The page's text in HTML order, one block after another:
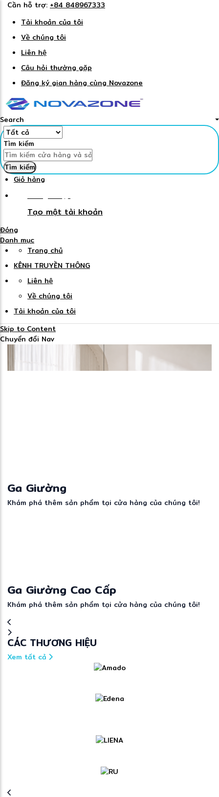
Cần hỗ trợ: +84 848967333
Tài khoản của tôi
Về chúng tôi
Liên hệ
Câu hỏi thường gặp
Đăng ký gian hàng cùng Novazone
Search
Tìm kiếm
Tìm kiếm
Giỏ hàng
Đăng nhập
Tạo một tài khoản
Đóng
Danh mục
Trang chủ
KÊNH TRUYỀN THÔNG
Liên hệ
Về chúng tôi
Tài khoản của tôi
Skip to Content
Chuyển đổi Nav
Ga Giường
Khám phá thêm sản phẩm tại cửa hàng của chúng tôi!
Ga Giường Cao Cấp
Khám phá thêm sản phẩm tại cửa hàng của chúng tôi!
CÁC THƯƠNG HIỆU
Xem tất cả